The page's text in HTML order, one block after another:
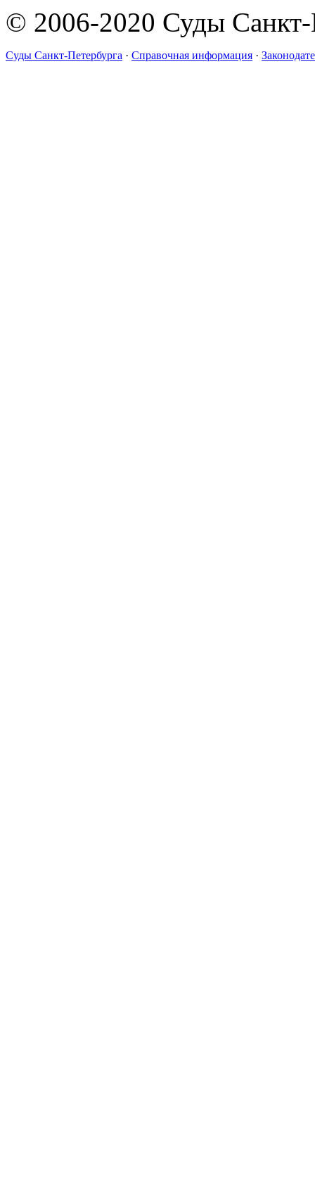
© 2006-2020 Суды Санкт-
Суды Санкт-Петербурга · Справочная информация ·